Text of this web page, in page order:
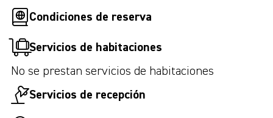
Condiciones de reserva
Servicios de habitaciones
No se prestan servicios de habitaciones
Servicios de recepción